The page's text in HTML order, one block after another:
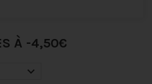
À -4,50€
